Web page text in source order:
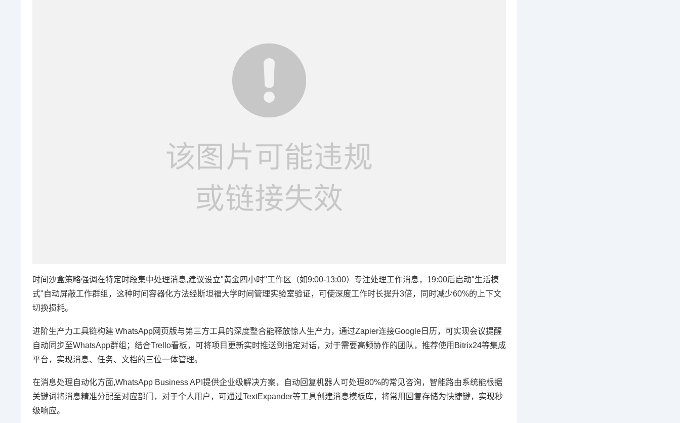
时间沙盒策略强调在特定时段集中处理消息,建议设立"黄金四小时"工作区（如9:00-13:00）专注处理工作消息，19:00后启动"生活模
式"自动屏蔽工作群组，这种时间容器化方法经斯坦福大学时间管理实验室验证，可使深度工作时长提升3倍，同时减少60%的上下文
切换损耗。
进阶生产力工具链构建 WhatsApp网页版与第三方工具的深度整合能释放惊人生产力，通过Zapier连接Google日历，可实现会议提醒
自动同步至WhatsApp群组；结合Trello看板，可将项目更新实时推送到指定对话，对于需要高频协作的团队，推荐使用Bitrix24等集成
平台，实现消息、任务、文档的三位一体管理。
在消息处理自动化方面,WhatsApp Business API提供企业级解决方案，自动回复机器人可处理80%的常见咨询，智能路由系统能根据
关键词将消息精准分配至对应部门，对于个人用户，可通过TextExpander等工具创建消息模板库，将常用回复存储为快捷键，实现秒
级响应。